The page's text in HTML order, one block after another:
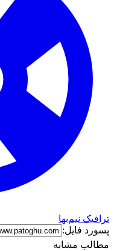
ترافیک نیم‌بها
پسورد فایل:
مطالب مشابه